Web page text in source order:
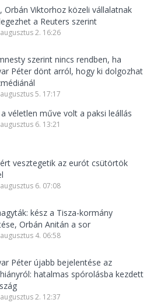
Orbán Viktorhoz közeli vállalatnak
a Reuters szerint
2. 16:26
szerint nincs rendben, ha
Péter dönt arról, hogy ki dolgozhat
5. 17:17
véletlen műve volt a paksi leállás
6. 13:21
vesztegetik az eurót csütörtök
6. 07:08
kész a Tisza-kormány
Orbán Anitán a sor
4. 06:58
Péter újabb bejelentése az
hatalmas spórolásba kezdett
2. 12:37